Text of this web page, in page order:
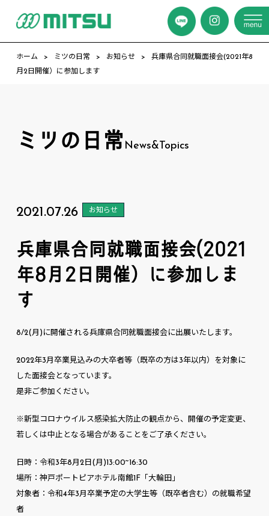
ホーム ミツの日常 お知らせ
兵庫県合同就職面接会(2021年8
月2日開催）に参加します
ミツの日常News&Topics
2021.07.26 お知らせ
兵庫県合同就職面接会(2021
年8月2日開催）に参加しま
す
8/2(月)に開催される兵庫県合同就職面接会に出展いたします。
2022年3月卒業見込みの大卒者等（既卒の方は3年以内）を対象に
した面接会となっています。
是非ご参加ください。
※新型コロナウイルス感染拡大防止の観点から、開催の予定変更、
若しくは中止となる場合があることをご了承ください。
日時：令和3年8月2日(月)13:00~16:30
場所：神戸ポートピアホテル南館1F「大輪田」
対象者：令和4年3月卒業予定の大学生等（既卒者含む）の就職希望
者